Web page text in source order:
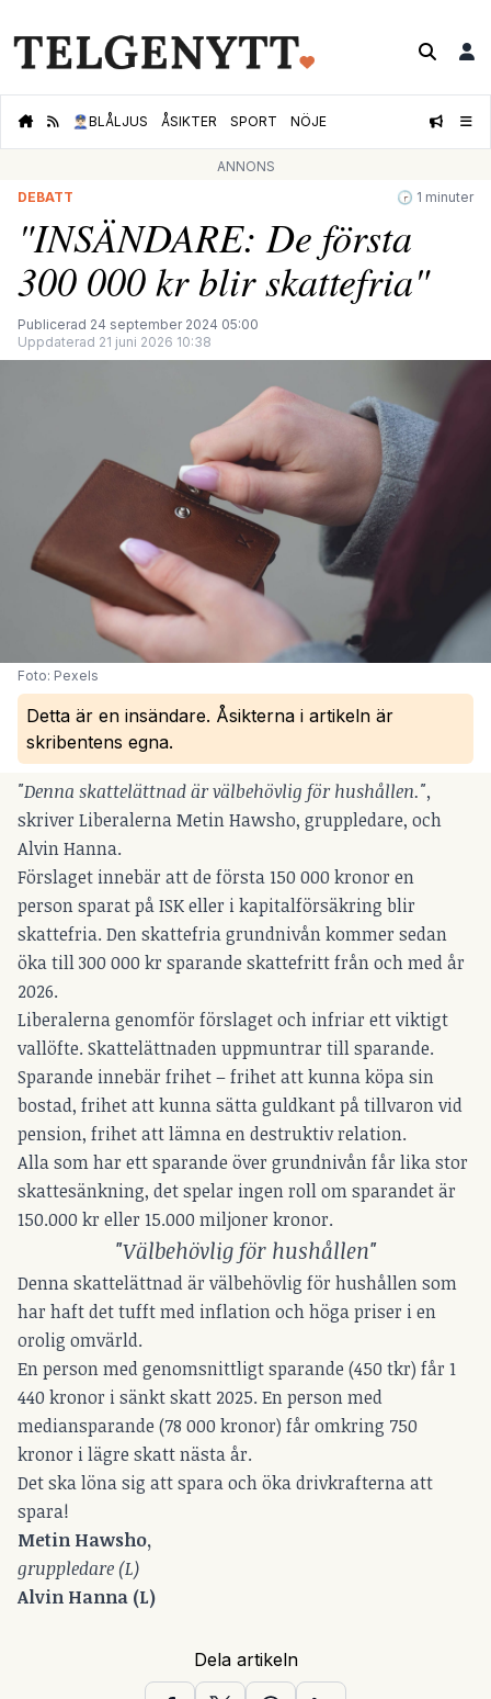
👮🏻‍♂️BLÅLJUS ÅSIKTER SPORT NÖJE
ANNONS
DEBATT
🕝 1 minuter
"INSÄNDARE: De första
300 000 kr blir skattefria"
Publicerad 24 september 2024 05:00
Uppdaterad 21 juni 2026 10:38
Foto: Pexels
Detta är en insändare. Åsikterna i artikeln är
skribentens egna.
"Denna skattelättnad är välbehövlig för hushållen.",
skriver Liberalerna Metin Hawsho, gruppledare, och
Alvin Hanna.
Förslaget innebär att de första 150 000 kronor en
person sparat på ISK eller i kapitalförsäkring blir
skattefria. Den skattefria grundnivån kommer sedan
öka till 300 000 kr sparande skattefritt från och med år
2026.
Liberalerna genomför förslaget och infriar ett viktigt
vallöfte. Skattelättnaden uppmuntrar till sparande.
Sparande innebär frihet – frihet att kunna köpa sin
bostad, frihet att kunna sätta guldkant på tillvaron vid
pension, frihet att lämna en destruktiv relation.
Alla som har ett sparande över grundnivån får lika stor
skattesänkning, det spelar ingen roll om sparandet är
150.000 kr eller 15.000 miljoner kronor.
"Välbehövlig för hushållen"
Denna skattelättnad är välbehövlig för hushållen som
har haft det tufft med inflation och höga priser i en
orolig omvärld.
En person med genomsnittligt sparande (450 tkr) får 1
440 kronor i sänkt skatt 2025. En person med
mediansparande (78 000 kronor) får omkring 750
kronor i lägre skatt nästa år.
Det ska löna sig att spara och öka drivkrafterna att
spara!
Metin Hawsho,
gruppledare (L)
Alvin Hanna (L)
Dela artikeln